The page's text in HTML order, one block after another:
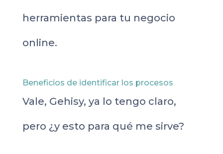
herramientas para tu negocio
online.
Beneficios de identificar los procesos
Vale, Gehisy, ya lo tengo claro,
pero ¿y esto para qué me sirve?